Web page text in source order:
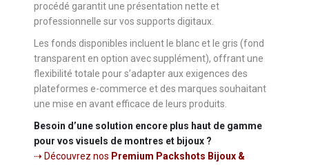
procédé garantit une présentation nette et
professionnelle sur vos supports digitaux.
Les fonds disponibles incluent le blanc et le gris (fond
transparent en option avec supplément), offrant une
flexibilité totale pour s’adapter aux exigences des
plateformes e-commerce et des marques souhaitant
une mise en avant efficace de leurs produits.
Besoin d’une solution encore plus haut de gamme
pour vos visuels de montres et bijoux ?
⇢ Découvrez nos Premium Packshots Bijoux &